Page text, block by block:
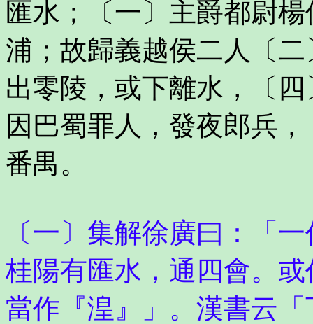
匯水；〔一〕主爵都尉
浦；故歸義越侯二人〔
出零陵，或下離水，〔
因巴蜀罪人，發夜郎兵
番禺。
〔一〕集解徐廣曰：「
桂陽有匯水，通四會。
當作『湟』」。漢書云